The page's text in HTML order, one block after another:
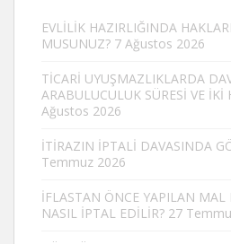
EVLİLİK HAZIRLIĞINDA
MUSUNUZ? 7 Ağustos 2026
TİCARİ UYUŞMAZLIKLARDA
ARABULUCULUK SÜRESİ VE İKİ
Ağustos 2026
İTİRAZIN İPTALİ DAVASINDA
Temmuz 2026
İFLASTAN ÖNCE YAPILAN MAL
NASIL İPTAL EDİLİR? 27